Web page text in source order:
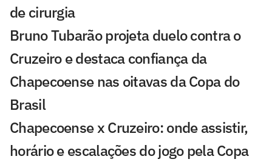
de cirurgia
Bruno Tubarão projeta duelo contra o
Cruzeiro e destaca confiança da
Chapecoense nas oitavas da Copa do
Brasil
Chapecoense x Cruzeiro: onde assistir,
horário e escalações do jogo pela Copa